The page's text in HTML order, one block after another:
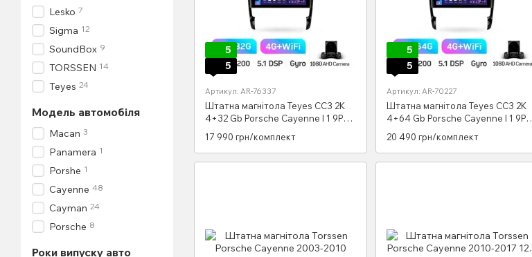
5
5
Артикул: AR-76337
Штатна магнітола Teyes CC3 2K
4+32 Gb Porsche Cayenne I 1 9PA
17 990 грн/комплект
5
5
Артикул: AR-70227
Штатна магнітола Teyes CC3 2K
4+64 Gb Porsche Cayenne I 1 9PA
20 490 грн/комплект
Lesko 7
Sigma 12
SoundBox 9
TORSSEN 14
Teyes 24
Модель автомобіля
Macan 3
Panamera 1
Porshe 1
Cayenne 48
Cayman 24
Porsche 8
Роки випуску авто